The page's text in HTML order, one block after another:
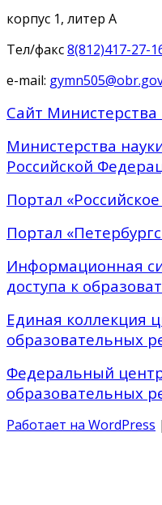
корпус 1, литер А
Тел/факс8(812)417-27-
e-mail:
Сайт
Министерства
Российской
Портал
Портал
Информационная
доступа к
Единая коллекция
образовательных
Федеральный
образовательных
Работает на WordPress